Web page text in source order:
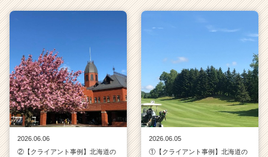
2026.06.06
②【クライアント事例】北海道の
2026.06.05
①【クライアント事例】北海道の